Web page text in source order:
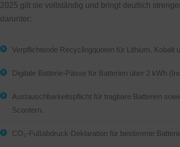
2025 gilt sie vollständig und bringt deutlich
darunter:
Verpflichtende Recyclingquoten für Lithium, Kobalt
Digitale Batterie-Pässe für Batterien über 2 kWh
Austauschbarkeitspflicht für tragbare Batterien
Scootern.
CO₂-Fußabdruck-Deklaration für bestimmte